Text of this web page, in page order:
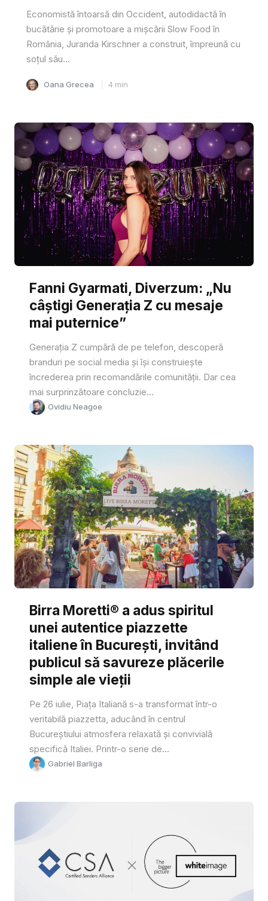
Economistă întoarsă din Occident, autodidactă în
bucătărie și promotoare a mișcării Slow Food în
România, Juranda Kirschner a construit, împreună cu
soțul său...
Oana Grecea 4 min
Fanni Gyarmati, Diverzum: „Nu
câștigi Generația Z cu mesaje
mai puternice”
Generația Z cumpără de pe telefon, descoperă
branduri pe social media și își construiește
încrederea prin recomandările comunității. Dar cea
mai surprinzătoare concluzie...
Ovidiu Neagoe
Birra Moretti® a adus spiritul
unei autentice piazzette
italiene în București, invitând
publicul să savureze plăcerile
simple ale vieții
Pe 26 iulie, Piața Italiană s-a transformat într-o
veritabilă piazzetta, aducând în centrul
Bucureștiului atmosfera relaxată și convivială
specifică Italiei. Printr-o serie de...
Gabriel Barliga